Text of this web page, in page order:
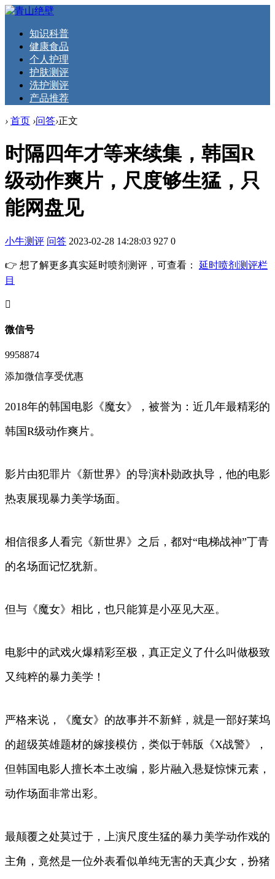
知识科普
健康食品
个人护理
护肤测评
洗护测评
产品推荐
› 首页 ›问答›正文
时隔四年才等来续集，韩国R
级动作爽片，尺度够生猛，只
能网盘见
小牛测评 问答 2023-02-28 14:28:03 927 0
👉 想了解更多真实延时喷剂测评，可查看： 延时喷剂测评栏
目
󦘖
微信号
9958874
添加微信享受优惠
2018年的韩国电影《魔女》，被誉为：近几年最精彩的
韩国R级动作爽片。
影片由犯罪片《新世界》的导演朴勋政执导，他的电影
热衷展现暴力美学场面。
相信很多人看完《新世界》之后，都对“电梯战神”丁青
的名场面记忆犹新。
但与《魔女》相比，也只能算是小巫见大巫。
电影中的武戏火爆精彩至极，真正定义了什么叫做极致
又纯粹的暴力美学！
严格来说，《魔女》的故事并不新鲜，就是一部好莱坞
的超级英雄题材的嫁接模仿，类似于韩版《X战警》，
但韩国电影人擅长本土改编，影片融入悬疑惊悚元素，
动作场面非常出彩。
最颠覆之处莫过于，上演尺度生猛的暴力美学动作戏的
主角，竟然是一位外表看似单纯无害的天真少女，扮猪